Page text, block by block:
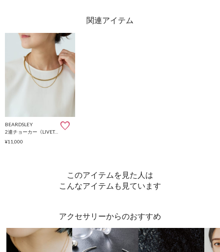
BEARDSLEY
2連チョーカー《LIVETART》
¥11,000
このアイテムを見た人は
こんなアイテムも見ています
アクセサリーからのおすすめ